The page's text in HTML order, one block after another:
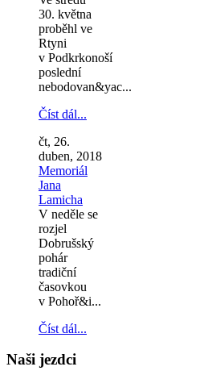
30. května
proběhl ve
Rtyni
v Podkrkonoší
poslední
nebodovan&yac...
Číst dál...
čt, 26.
duben, 2018
Memoriál
Jana
Lamicha
V neděle se
rozjel
Dobrušský
pohár
tradiční
časovkou
v Pohoř&i...
Číst dál...
Naši jezdci